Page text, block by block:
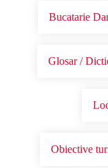
Bucatarie
Glosar /
Obiective